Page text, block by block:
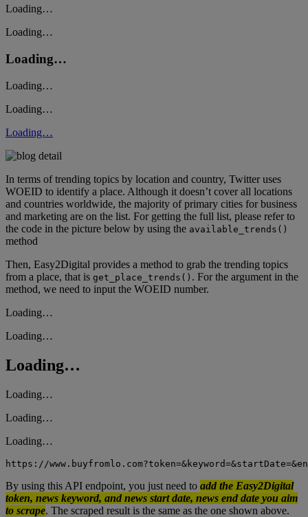
Loading…
Loading…
Loading…
Loading…
Loading…
Loading…
In terms of trending topics by location and country, Twitter uses
WOEID to identify a place. Although it doesn’t cover all locations
and countries worldwide, the majority of primary cities for business
and marketing are on the list. For getting the full list, please refer to
the code in the picture below by using the available_trends()
method
Then, Easy2Digital provides a method to grab the trending topics
from a place, that is get_place_trends() . For the argument in the
method, we need to input the WOEID number.
Loading…
Loading…
Loading…
Loading…
Loading…
Loading…
https://
By using this API endpoint, you just need to add the Easy2Digital
token, news keyword, and news start date, news end date you aim
to scrape. The scraped result is the same as the one shown above.